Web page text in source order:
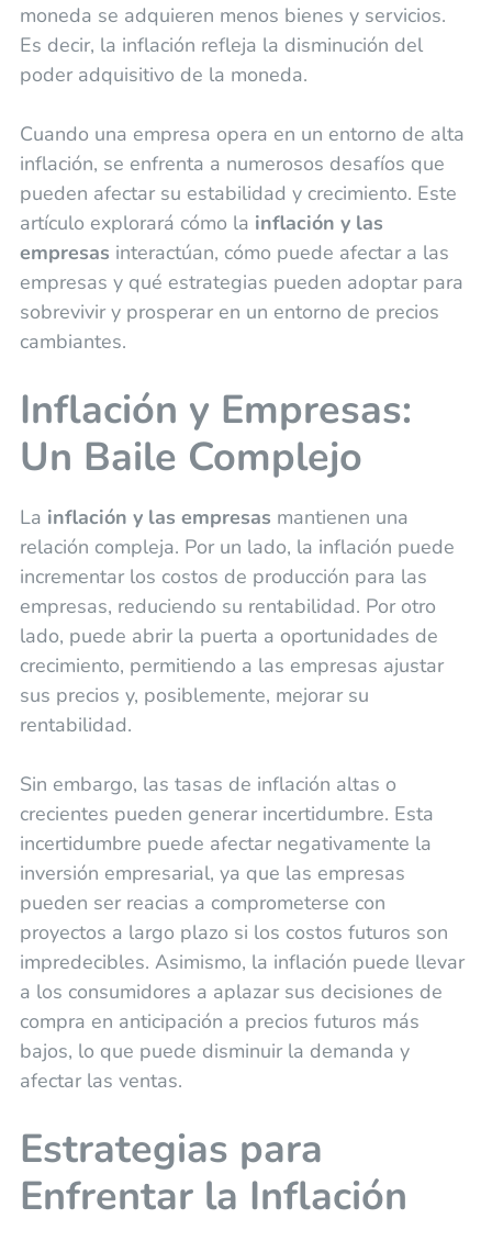
moneda se adquieren menos bienes y servicios.
Es decir, la inflación refleja la disminución del
poder adquisitivo de la moneda.
Cuando una empresa opera en un entorno de alta
inflación, se enfrenta a numerosos desafíos que
pueden afectar su estabilidad y crecimiento. Este
artículo explorará cómo la inflación y las
empresas interactúan, cómo puede afectar a las
empresas y qué estrategias pueden adoptar para
sobrevivir y prosperar en un entorno de precios
cambiantes.
Inflación y Empresas:
Un Baile Complejo
La inflación y las empresas mantienen una
relación compleja. Por un lado, la inflación puede
incrementar los costos de producción para las
empresas, reduciendo su rentabilidad. Por otro
lado, puede abrir la puerta a oportunidades de
crecimiento, permitiendo a las empresas ajustar
sus precios y, posiblemente, mejorar su
rentabilidad.
Sin embargo, las tasas de inflación altas o
crecientes pueden generar incertidumbre. Esta
incertidumbre puede afectar negativamente la
inversión empresarial, ya que las empresas
pueden ser reacias a comprometerse con
proyectos a largo plazo si los costos futuros son
impredecibles. Asimismo, la inflación puede llevar
a los consumidores a aplazar sus decisiones de
compra en anticipación a precios futuros más
bajos, lo que puede disminuir la demanda y
afectar las ventas.
Estrategias para
Enfrentar la Inflación